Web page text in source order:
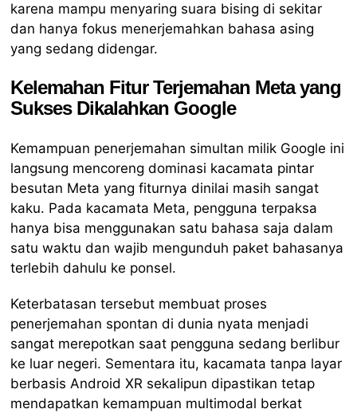
karena mampu menyaring suara bising di sekitar
dan hanya fokus menerjemahkan bahasa asing
yang sedang didengar.
Kelemahan Fitur Terjemahan Meta yang
Sukses Dikalahkan Google
Kemampuan penerjemahan simultan milik Google ini
langsung mencoreng dominasi kacamata pintar
besutan Meta yang fiturnya dinilai masih sangat
kaku. Pada kacamata Meta, pengguna terpaksa
hanya bisa menggunakan satu bahasa saja dalam
satu waktu dan wajib mengunduh paket bahasanya
terlebih dahulu ke ponsel.
Keterbatasan tersebut membuat proses
penerjemahan spontan di dunia nyata menjadi
sangat merepotkan saat pengguna sedang berlibur
ke luar negeri. Sementara itu, kacamata tanpa layar
berbasis Android XR sekalipun dipastikan tetap
mendapatkan kemampuan multimodal berkat